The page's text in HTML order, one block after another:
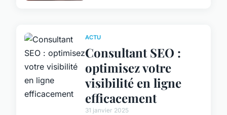
ACTU
Consultant SEO :
optimisez votre
visibilité en ligne
efficacement
31 janvier 2025